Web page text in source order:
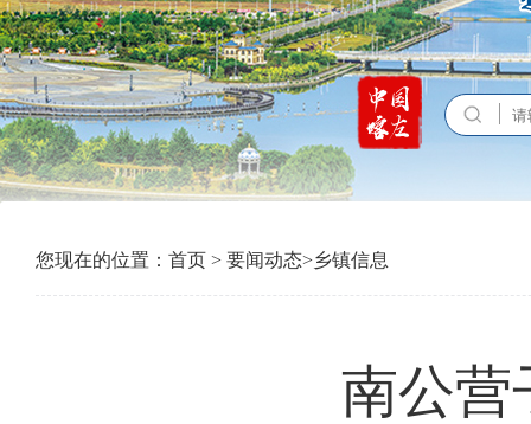
您现在的位置： 首页 > 要闻动态>乡镇信息
南公营